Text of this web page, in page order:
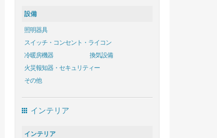
設備
照明器具
スイッチ・コンセント・ライコン
冷暖房機器
換気設備
火災報知器・セキュリティー
その他
インテリア
インテリア